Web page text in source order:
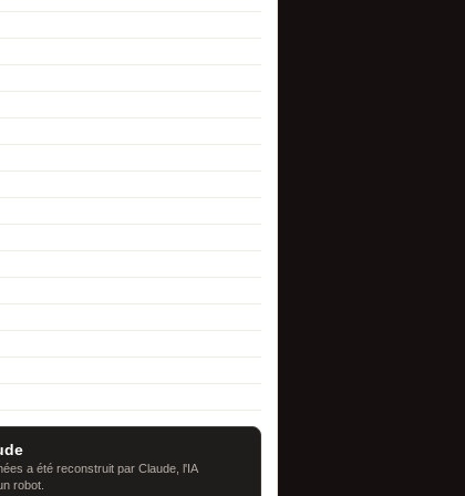
a été reconstruit par Claude, l'IA
robot.